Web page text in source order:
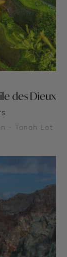
des Dieux
- Tanah Lot